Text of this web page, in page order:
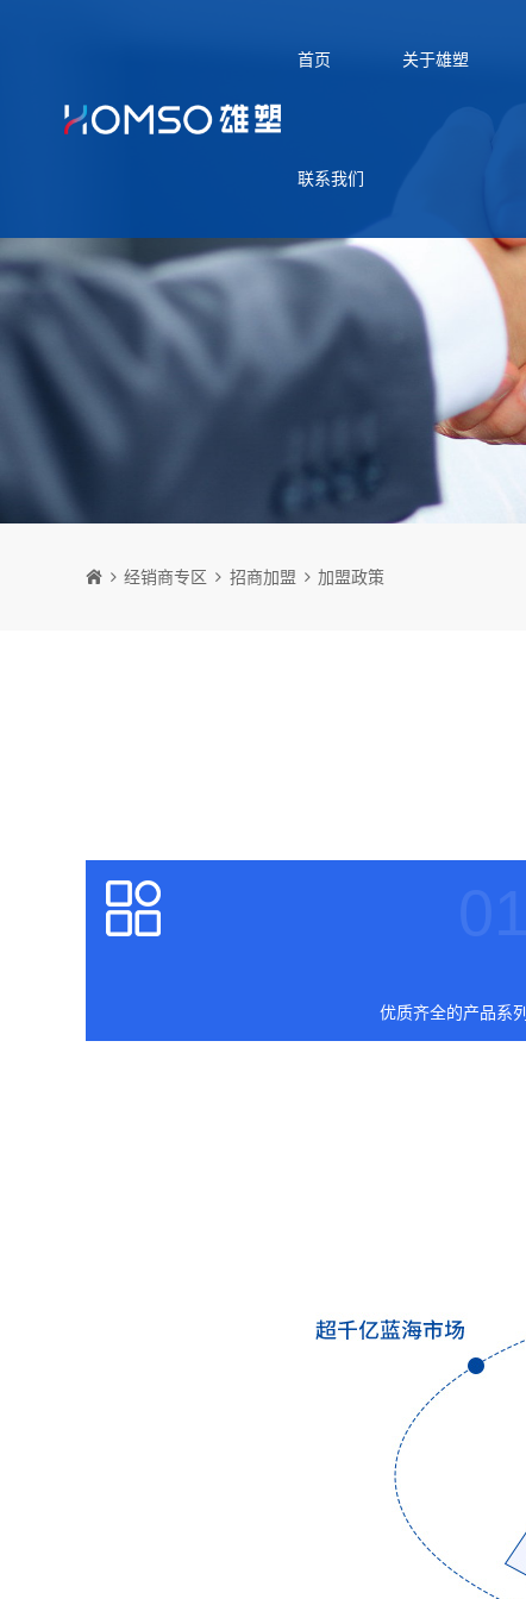
首页 关于雄塑
联系我们
经销商专区 招商加盟 加盟政策
优质齐全的产品系列